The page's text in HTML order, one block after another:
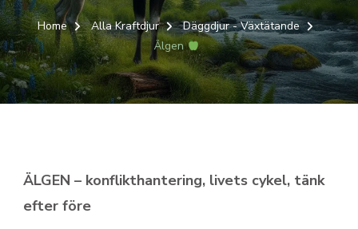
Home Alla Kraftdjur
Däggdjur - Växtätande
Älgen
ÄLGEN – konflikthantering, livets cykel, tänk
efter före